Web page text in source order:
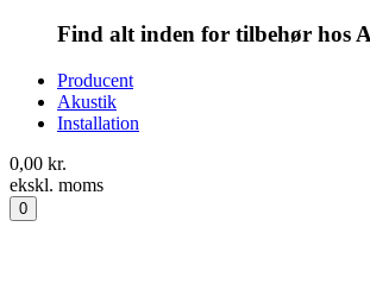
Find alt inden for tilbehør hos
Producent
Akustik
Installation
0,00 kr.
ekskl. moms
0